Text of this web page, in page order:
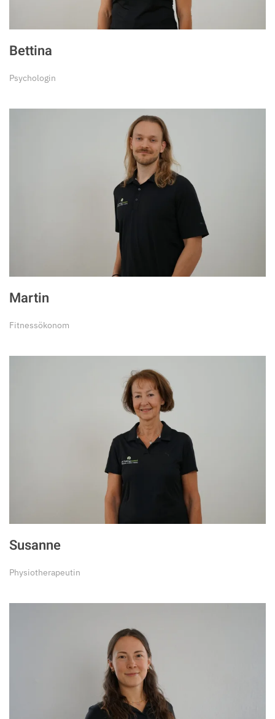
Bettina
Psychologin
Martin
Fitnessökonom
Susanne
Physiotherapeutin